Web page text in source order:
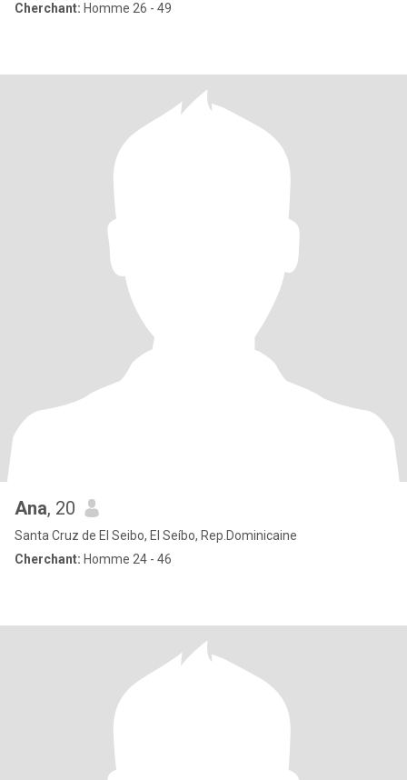
Cherchant: Homme 26 - 49
Ana, 20
Santa Cruz de El Seibo, El Seíbo, Rep.Dominicaine
Cherchant: Homme 24 - 46